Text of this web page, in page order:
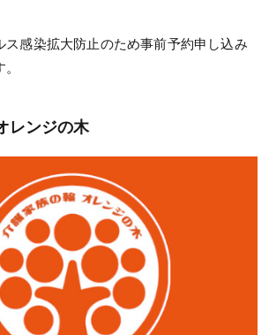
感染拡大防止のため事前予約申し込み
レンジの木